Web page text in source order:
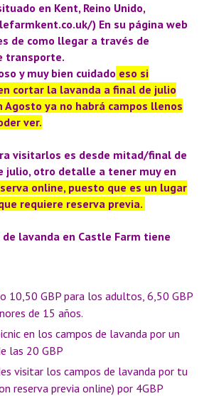
en Kent, Reino Unido,
) En su página web
de como llegar a través de
transporte.
y muy bien cuidado eso si
cortar la lavanda a final de julio
Agosto ya no habrá campos llenos
ver.
visitarlos es desde mitad/final de
julio, otro detalle a tener muy en
online, puesto que es un lugar
requiere reserva previa.
lavanda en Castle Farm tiene
10,50 GBP para los adultos, 6,50 GBP
de 15 años.
en los campos de lavanda por un
las 20 GBP
visitar los campos de lavanda por tu
reserva previa online) por 4GBP